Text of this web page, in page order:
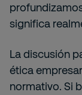
significa
La discusión
ética
normativo. Si